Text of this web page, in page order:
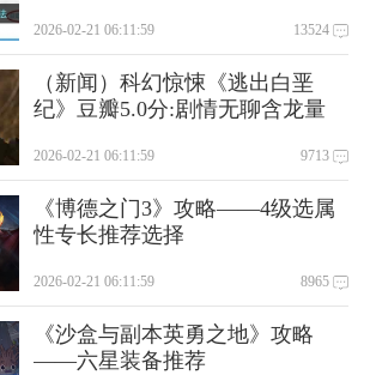
2026-02-21 06:11:59 13524
（新闻）科幻惊悚《逃出白垩
纪》豆瓣5.0分:剧情无聊含龙量
2026-02-21 06:11:59 9713
《博德之门3》攻略——4级选属
性专长推荐选择
2026-02-21 06:11:59 8965
《沙盒与副本英勇之地》攻略
——六星装备推荐